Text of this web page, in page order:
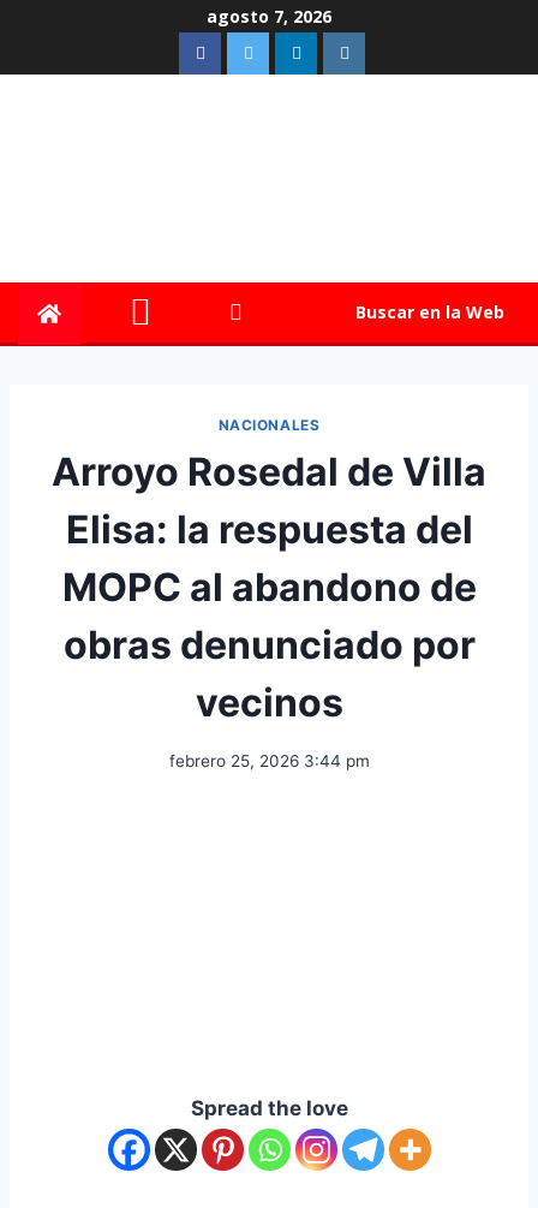
agosto 7, 2026
Buscar en la Web
NACIONALES
Arroyo Rosedal de Villa
Elisa: la respuesta del
MOPC al abandono de
obras denunciado por
vecinos
febrero 25, 2026 3:44 pm
Spread the love